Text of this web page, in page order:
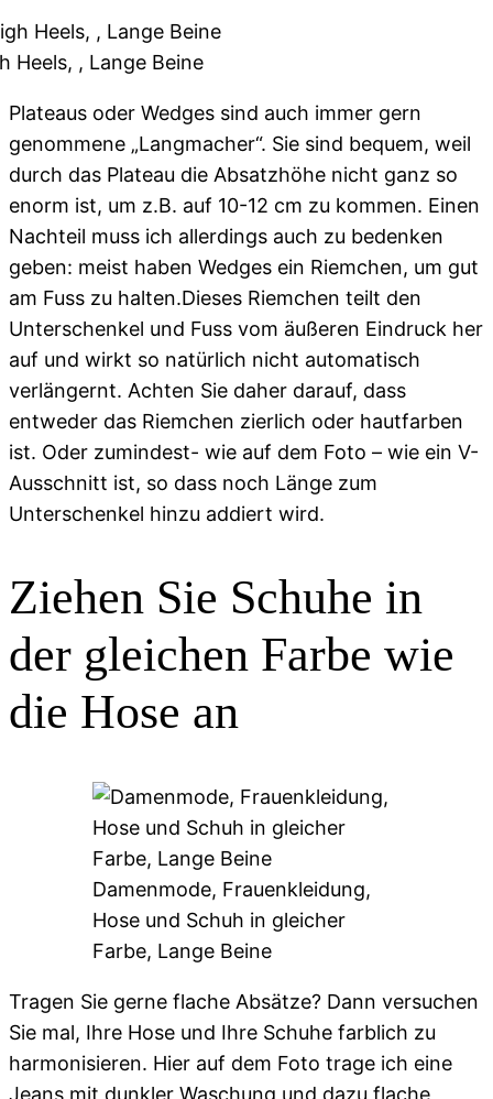
Heels, , Lange Beine
Plateaus oder Wedges sind auch immer gern
genommene „Langmacher“. Sie sind bequem, weil
durch das Plateau die Absatzhöhe nicht ganz so
enorm ist, um z.B. auf 10-12 cm zu kommen. Einen
Nachteil muss ich allerdings auch zu bedenken
geben: meist haben Wedges ein Riemchen, um gut
am Fuss zu halten.Dieses Riemchen teilt den
Unterschenkel und Fuss vom äußeren Eindruck her
auf und wirkt so natürlich nicht automatisch
verlängernt. Achten Sie daher darauf, dass
entweder das Riemchen zierlich oder hautfarben
ist. Oder zumindest- wie auf dem Foto – wie ein V-
Ausschnitt ist, so dass noch Länge zum
Unterschenkel hinzu addiert wird.
Ziehen Sie Schuhe in
der gleichen Farbe wie
die Hose an
Damenmode, Frauenkleidung,
Hose und Schuh in gleicher
Farbe, Lange Beine
Tragen Sie gerne flache Absätze? Dann versuchen
Sie mal, Ihre Hose und Ihre Schuhe farblich zu
harmonisieren. Hier auf dem Foto trage ich eine
Jeans mit dunkler Waschung und dazu flache